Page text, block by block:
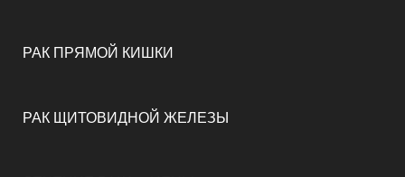
РАК ПРЯМОЙ КИШКИ
РАК ЩИТОВИДНОЙ ЖЕЛЕЗЫ